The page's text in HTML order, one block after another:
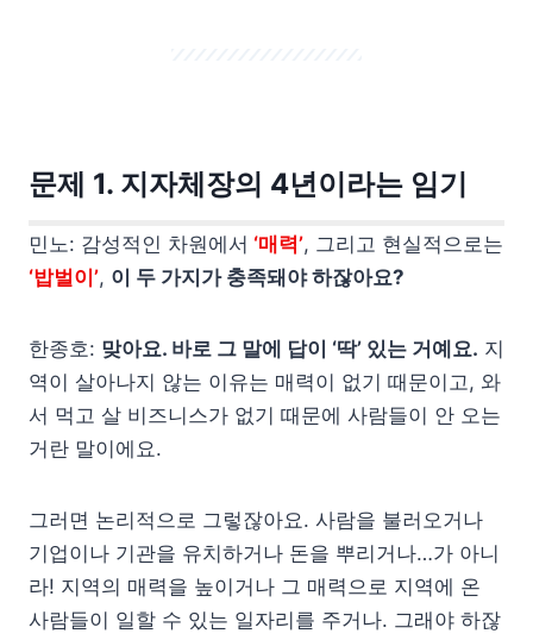
문제 1. 지자체장의 4년이라는 임기
민노: 감성적인 차원에서 ‘매력’, 그리고 현실적으로는
‘밥벌이’, 이 두 가지가 충족돼야 하잖아요?
한종호: 맞아요. 바로 그 말에 답이 ‘딱’ 있는 거예요. 지
역이 살아나지 않는 이유는 매력이 없기 때문이고, 와
서 먹고 살 비즈니스가 없기 때문에 사람들이 안 오는
거란 말이에요.
그러면 논리적으로 그렇잖아요. 사람을 불러오거나
기업이나 기관을 유치하거나 돈을 뿌리거나…가 아니
라! 지역의 매력을 높이거나 그 매력으로 지역에 온
사람들이 일할 수 있는 일자리를 주거나. 그래야 하잖